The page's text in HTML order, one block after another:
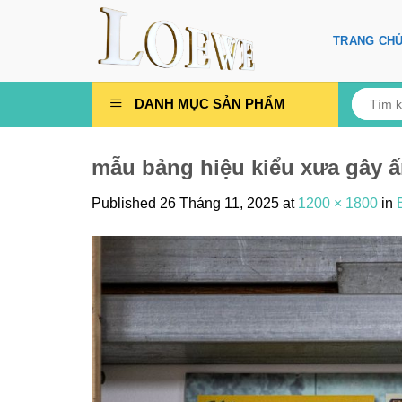
TRANG
DANH MỤC SẢN PHẨM
Tìm
kiếm:
mẫu bảng hiệu kiểu xưa gây
Published 26 Tháng 11, 2025 at 1200 × 1800 in